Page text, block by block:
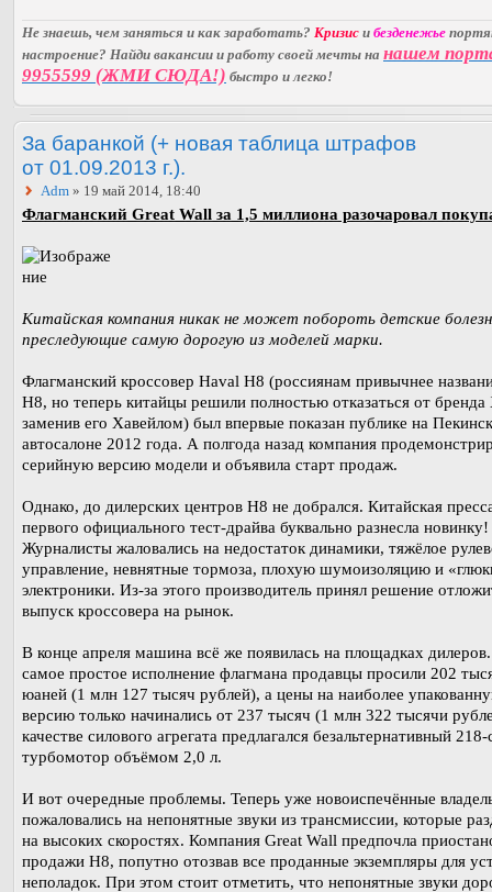
Не знаешь, чем заняться и как заработать? Кризис и безденежье
настроение? Найди вакансии и работу своей мечты на нашем
9955599 (ЖМИ СЮДА!) быстро и легко!
За баранкой (+ новая таблица штрафов
от 01.09.2013 г.).
Adm » 19 май 2014, 18:40
Флагманский Great Wall за 1,5 миллиона разочаровал
Китайская компания никак не может побороть детские
преследующие самую дорогую из моделей марки.
Флагманский кроссовер Haval H8 (россиянам привычнее
H8, но теперь китайцы решили полностью отказаться от бренда
заменив его Хавейлом) был впервые показан публике на
автосалоне 2012 года. А полгода назад компания
серийную версию модели и объявила старт продаж.
Однако, до дилерских центров H8 не добрался. Китайская
первого официального тест-драйва буквально разнесла новинку!
Журналисты жаловались на недостаток динамики, тяжёлое
управление, невнятные тормоза, плохую шумоизоляцию и
электроники. Из-за этого производитель принял решение
выпуск кроссовера на рынок.
В конце апреля машина всё же появилась на площадках
самое простое исполнение флагмана продавцы просили 202
юаней (1 млн 127 тысяч рублей), а цены на наиболее
версию только начинались от 237 тысяч (1 млн 322 тысячи
качестве силового агрегата предлагался безальтернативный
турбомотор объёмом 2,0 л.
И вот очередные проблемы. Теперь уже новоиспечённые
пожаловались на непонятные звуки из трансмиссии, которые
на высоких скоростях. Компания Great Wall предпочла
продажи H8, попутно отозвав все проданные экземпляры для
неполадок. При этом стоит отметить, что непонятные звуки